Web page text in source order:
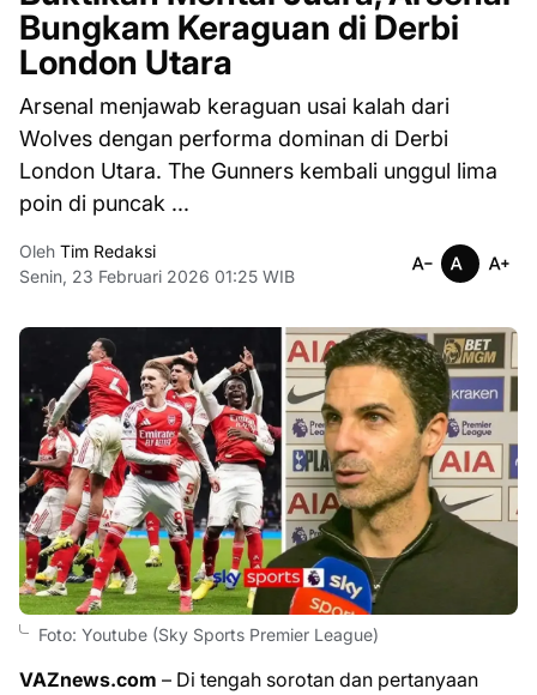
Bungkam Keraguan di Derbi
London Utara
Arsenal menjawab keraguan usai kalah dari
Wolves dengan performa dominan di Derbi
London Utara. The Gunners kembali unggul lima
poin di puncak ...
Oleh Tim Redaksi
Senin, 23 Februari 2026 01:25 WIB
Foto: Youtube (Sky Sports Premier League)
VAZnews.com – Di tengah sorotan dan pertanyaan